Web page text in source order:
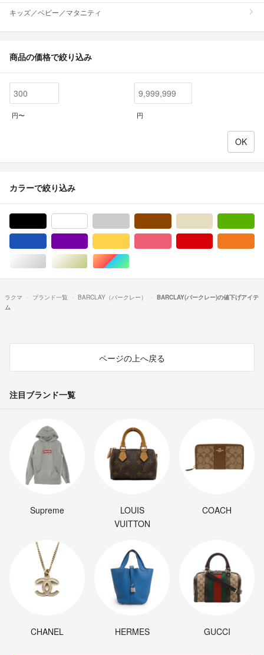
キッズ／ベビー／マタニティ
商品の価格で絞り込み
円〜 円
カラーで絞り込み
シルバー/銀色系ゴールド/金色系マルチカラー
ラクマ ブランド一覧 BARCLAY（バークレー）
BARCLAY(バークレー)の値下げアイテ
ム
ページの上へ戻る
注目ブランド一覧
Supreme
LOUIS
VUITTON
COACH
CHANEL HERMES GUCCI